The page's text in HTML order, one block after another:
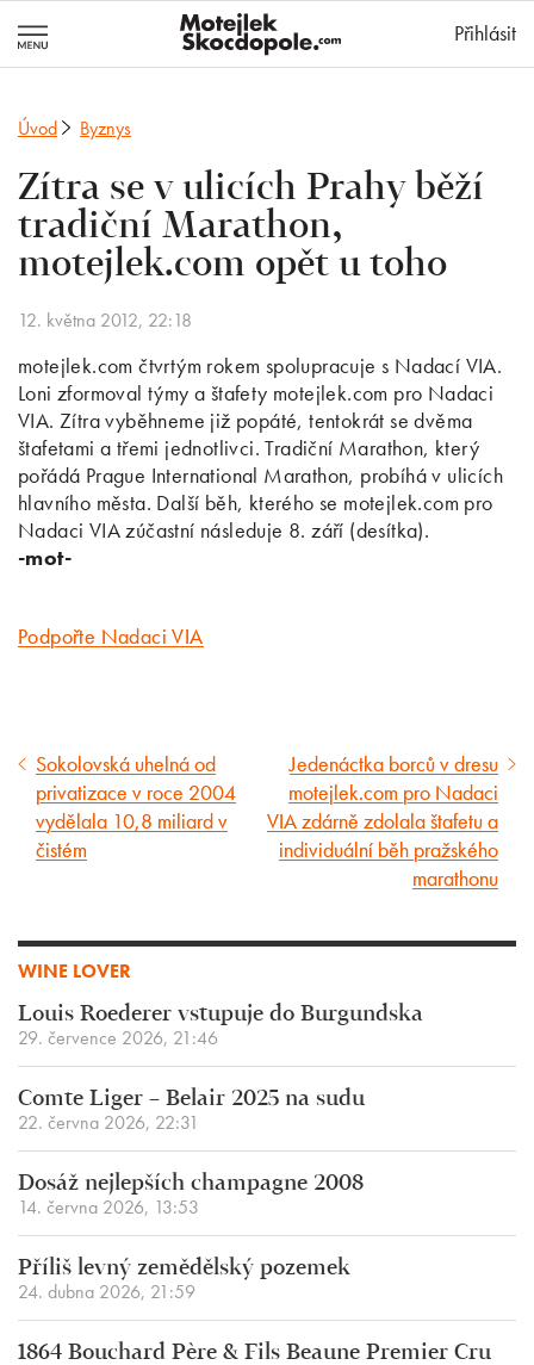
Přihlásit
Úvod Byznys
Zítra se v ulicích Prahy běží
tradiční Marathon,
motejlek.com opět u toho
12. května 2012, 22:18
motejlek.com čtvrtým rokem spolupracuje s Nadací VIA.
Loni zformoval týmy a štafety motejlek.com pro Nadaci
VIA. Zítra vyběhneme již popáté, tentokrát se dvěma
štafetami a třemi jednotlivci. Tradiční Marathon, který
pořádá Prague International Marathon, probíhá v ulicích
hlavního města. Další běh, kterého se motejlek.com pro
Nadaci VIA zúčastní následuje 8. září (desítka).
-mot-
Podpořte Nadaci VIA
Předcházející
článek
Sokolovská uhelná od
privatizace v roce 2004
vydělala 10,8 miliard v
čistém
Následující
článek
Jedenáctka borců v dresu
motejlek.com pro Nadaci
VIA zdárně zdolala štafetu a
individuální běh pražského
marathonu
WINE LOVER
Louis Roederer vstupuje do Burgundska
29. července 2026, 21:46
Comte Liger – Belair 2025 na sudu
22. června 2026, 22:31
Dosáž nejlepších champagne 2008
14. června 2026, 13:53
Příliš levný zemědělský pozemek
24. dubna 2026, 21:59
1864 Bouchard Père & Fils Beaune Premier Cru